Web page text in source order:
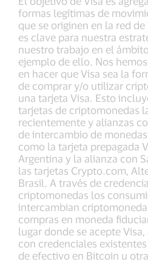
formas legítimas de
que se originen en la red
es clave para nuestra
nuestro trabajo en el
ejemplo de ello. Nos
en hacer que Visa sea la
de comprar y/o utilizar
una tarjeta Visa. Esto
tarjetas de criptomonedas
recientemente y alianzas
de intercambio de
como la tarjeta prepagada
Argentina y la alianza con
las tarjetas Crypto.com,
Brasil. A través de
criptomonedas los
intercambian
compras en moneda
lugar donde se acepte
con credenciales
de efectivo en Bitcoin u